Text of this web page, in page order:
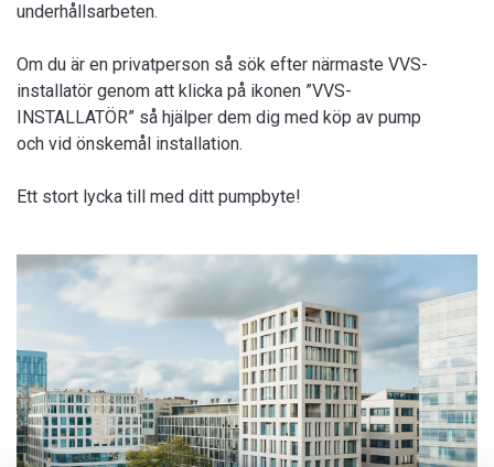
underhållsarbeten.
Om du är en privatperson så sök efter närmaste VVS-
installatör genom att klicka på ikonen ”VVS-
INSTALLATÖR” så hjälper dem dig med köp av pump
och vid önskemål installation.
Ett stort lycka till med ditt pumpbyte!